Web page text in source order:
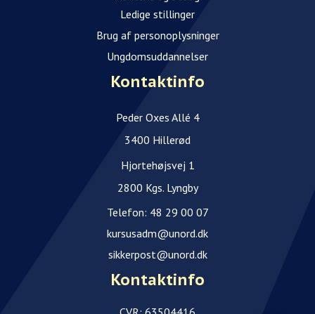
Ledige stillinger
Brug af personoplysninger
Ungdomsuddannelser
Kontaktinfo
Peder Oxes Allé 4
3400 Hillerød
Hjortehøjsvej 1
2800 Kgs. Lyngby
Telefon: 48 29 00 07
kursusadm@unord.dk
sikkerpost@unord.dk
Kontaktinfo